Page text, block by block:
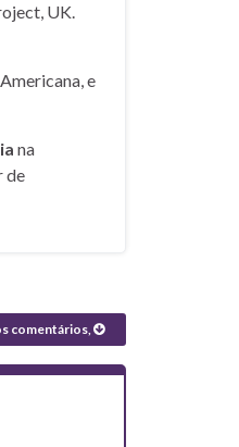
UK.
e
na
de
comentários,